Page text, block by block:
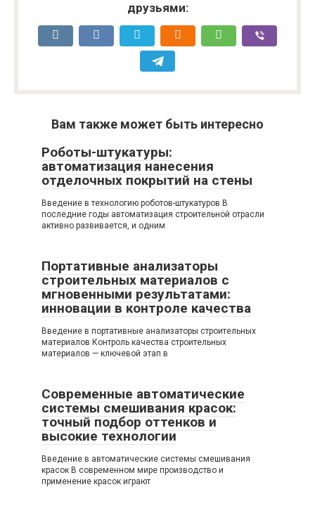
друзьями:
Вам также может быть интересно
Роботы-штукатуры:
автоматизация нанесения
отделочных покрытий на стены
Введение в технологию роботов-штукатуров В
последние годы автоматизация строительной отрасли
активно развивается, и одним
Портативные анализаторы
строительных материалов с
мгновенными результатами:
инновации в контроле качества
Введение в портативные анализаторы строительных
материалов Контроль качества строительных
материалов — ключевой этап в
Современные автоматические
системы смешивания красок:
точный подбор оттенков и
высокие технологии
Введение в автоматические системы смешивания
красок В современном мире производство и
применение красок играют